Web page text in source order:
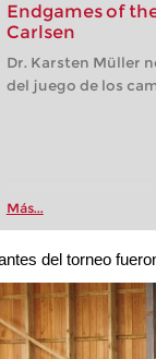
Endgames of
Carlsen
Dr. Karsten Müller
del juego de los
Más...
del torneo